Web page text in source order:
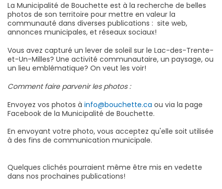
La Municipalité de Bouchette est à la recherche de belles
photos de son territoire pour mettre en valeur la
communauté dans diverses publications : site web,
annonces municipales, et réseaux sociaux!
Vous avez capturé un lever de soleil sur le Lac-des-Trente-
et-Un-Milles? Une activité communautaire, un paysage, ou
un lieu emblématique? On veut les voir!
Comment faire parvenir les photos :
Envoyez vos photos à info@bouchette.ca ou via la page
Facebook de la Municipalité de Bouchette.
En envoyant votre photo, vous acceptez qu'elle soit utilisée
à des fins de communication municipale.
Quelques clichés pourraient même être mis en vedette
dans nos prochaines publications!